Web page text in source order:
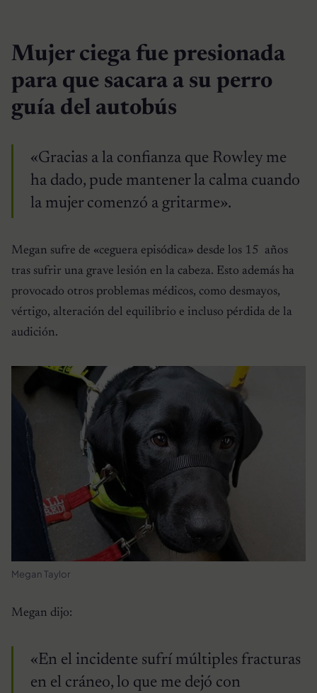
Mujer ciega fue presionada
para que sacara a su perro
guía del autobús
«Gracias a la confianza que Rowley me
ha dado, pude mantener la calma cuando
la mujer comenzó a gritarme».
Megan sufre de «ceguera episódica» desde los 15 años
tras sufrir una grave lesión en la cabeza. Esto además ha
provocado otros problemas médicos, como desmayos,
vértigo, alteración del equilibrio e incluso pérdida de la
audición.
Megan Taylor
Megan dijo:
«En el incidente sufrí múltiples fracturas
en el cráneo, lo que me dejó con